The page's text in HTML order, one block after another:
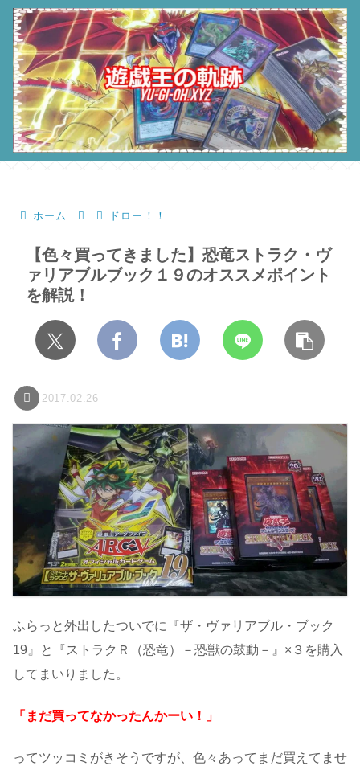
ホーム ドロー！！
【色々買ってきました】恐竜ストラク・ヴ
ァリアブルブック１９のオススメポイント
を解説！
2017.02.26
ふらっと外出したついでに『ザ・ヴァリアブル・ブック
19』と『ストラクＲ（恐竜）－恐獣の鼓動－』×３を購入
してまいりました。
「まだ買ってなかったんかーい！」
ってツッコミがきそうですが、色々あってまだ買えてませ